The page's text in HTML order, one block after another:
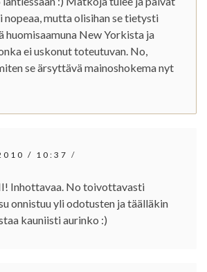
mutta olisihan se tietysti
huomisaamuna New Yorkista ja
ei uskonut toteutuvan. No,
se ärsyttävä mainoshokema nyt
/ 10:37 /
Inhottavaa. No toivottavasti
onnistuu yli odotusten ja täälläkin
kauniisti aurinko :)